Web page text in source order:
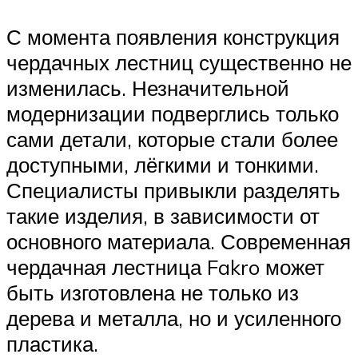
С момента появления конструкция
чердачных лестниц существенно не
изменилась. Незначительной
модернизации подверглись только
сами детали, которые стали более
доступными, лёгкими и тонкими.
Специалисты привыкли разделять
такие изделия, в зависимости от
основного материала. Современная
чердачная лестница Fakro может
быть изготовлена не только из
дерева и металла, но и усиленного
пластика.